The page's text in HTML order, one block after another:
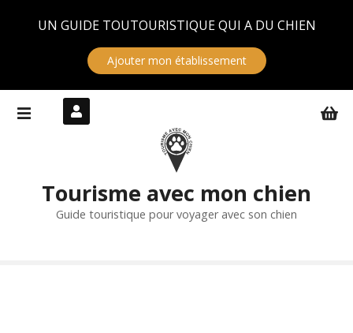
UN GUIDE TOUTOURISTIQUE QUI A DU CHIEN
Ajouter mon établissement
Tourisme avec mon chien
Guide touristique pour voyager avec son chien